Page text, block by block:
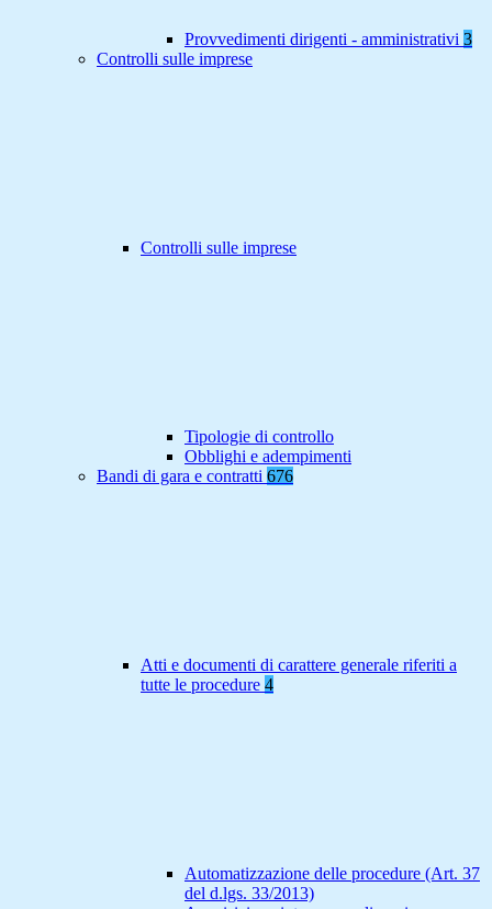
Provvedimenti dirigenti - amministrativi 3
Controlli sulle imprese
Controlli sulle imprese
Tipologie di controllo
Obblighi e adempimenti
Bandi di gara e contratti 676
Atti e documenti di carattere generale riferiti a
tutte le procedure 4
Automatizzazione delle procedure (Art. 37
del d.lgs. 33/2013)